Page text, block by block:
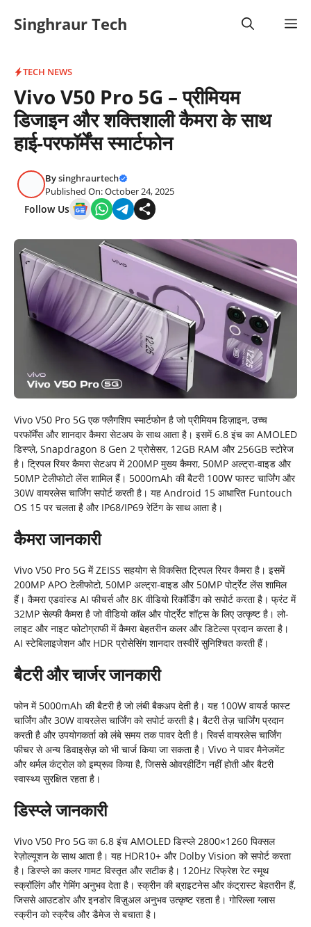
Singhraur Tech
TECH NEWS
Vivo V50 Pro 5G – प्रीमियम
डिजाइन और शक्तिशाली कैमरा के साथ
हाई-परफॉर्मेंस स्मार्टफोन
Bysinghraurtech
Published On: October 24, 2025
Follow Us
Vivo V50 Pro 5G एक फ्लैगशिप स्मार्टफोन है जो प्रीमियम डिज़ाइन, उच्च
परफॉर्मेंस और शानदार कैमरा सेटअप के साथ आता है। इसमें 6.8 इंच का AMOLED
डिस्प्ले, Snapdragon 8 Gen 2 प्रोसेसर, 12GB RAM और 256GB स्टोरेज
है। ट्रिपल रियर कैमरा सेटअप में 200MP मुख्य कैमरा, 50MP अल्ट्रा-वाइड और
50MP टेलीफोटो लेंस शामिल हैं। 5000mAh की बैटरी 100W फास्ट चार्जिंग और
30W वायरलेस चार्जिंग सपोर्ट करती है। यह Android 15 आधारित Funtouch
OS 15 पर चलता है और IP68/IP69 रेटिंग के साथ आता है।
कैमरा जानकारी
Vivo V50 Pro 5G में ZEISS सहयोग से विकसित ट्रिपल रियर कैमरा है। इसमें
200MP APO टेलीफोटो, 50MP अल्ट्रा-वाइड और 50MP पोर्ट्रेट लेंस शामिल
हैं। कैमरा एडवांस्ड AI फीचर्स और 8K वीडियो रिकॉर्डिंग को सपोर्ट करता है। फ्रंट में
32MP सेल्फी कैमरा है जो वीडियो कॉल और पोर्ट्रेट शॉट्स के लिए उत्कृष्ट है। लो-
लाइट और नाइट फोटोग्राफी में कैमरा बेहतरीन कलर और डिटेल्स प्रदान करता है।
AI स्टेबिलाइजेशन और HDR प्रोसेसिंग शानदार तस्वीरें सुनिश्चित करती हैं।
बैटरी और चार्जर जानकारी
फोन में 5000mAh की बैटरी है जो लंबी बैकअप देती है। यह 100W वायर्ड फास्ट
चार्जिंग और 30W वायरलेस चार्जिंग को सपोर्ट करती है। बैटरी तेज़ चार्जिंग प्रदान
करती है और उपयोगकर्ता को लंबे समय तक पावर देती है। रिवर्स वायरलेस चार्जिंग
फीचर से अन्य डिवाइसेज़ को भी चार्ज किया जा सकता है। Vivo ने पावर मैनेजमेंट
और थर्मल कंट्रोल को इम्प्रूव किया है, जिससे ओवरहीटिंग नहीं होती और बैटरी
स्वास्थ्य सुरक्षित रहता है।
डिस्प्ले जानकारी
Vivo V50 Pro 5G का 6.8 इंच AMOLED डिस्प्ले 2800×1260 पिक्सल
रेज़ोल्यूशन के साथ आता है। यह HDR10+ और Dolby Vision को सपोर्ट करता
है। डिस्प्ले का कलर गामट विस्तृत और सटीक है। 120Hz रिफ्रेश रेट स्मूथ
स्क्रॉलिंग और गेमिंग अनुभव देता है। स्क्रीन की ब्राइटनेस और कंट्रास्ट बेहतरीन हैं,
जिससे आउटडोर और इनडोर विज़ुअल अनुभव उत्कृष्ट रहता है। गोरिल्ला ग्लास
स्क्रीन को स्क्रैच और डैमेज से बचाता है।